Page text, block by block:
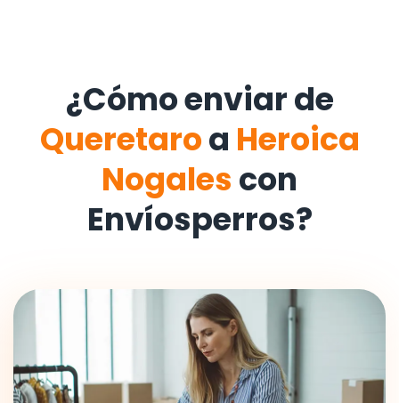
¿Cómo enviar de
Queretaroa Heroica
Nogales con
Envíosperros?